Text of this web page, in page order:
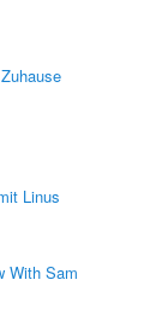
Linus
With Sam